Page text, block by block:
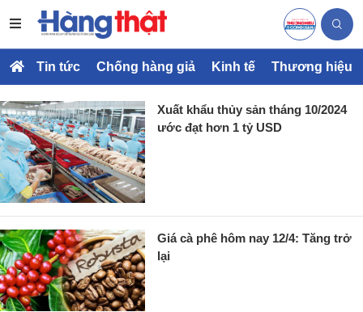
Tin tức Chống hàng giả Kinh tế Thương hiệu
Xuất khẩu thủy sản tháng 10/2024
ước đạt hơn 1 tỷ USD
Giá cà phê hôm nay 12/4: Tăng trở
lại